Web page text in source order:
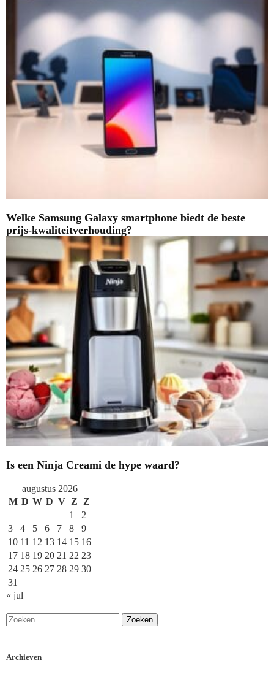
Welke Samsung Galaxy smartphone biedt de beste
prijs-kwaliteitverhouding?
Is een Ninja Creami de hype waard?
augustus 2026
M D W D V Z
Z
1
2
3
4 5 6 7 8
9
10 11 12 13 14 15 16
17 18 19 20 21 22 23
24 25 26 27 28 29 30
31
« jul
Archieven